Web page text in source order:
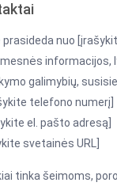
prasideda nuo
informacijos,
galimybių,
telefono numerį]
el. pašto adresą]
svetainės URL]
tinka šeimoms,